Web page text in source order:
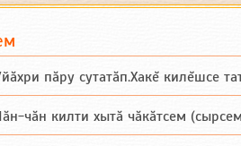
пăру сутатăп.Хакĕ килĕшсе
чăн килти хытă чăкăтсем